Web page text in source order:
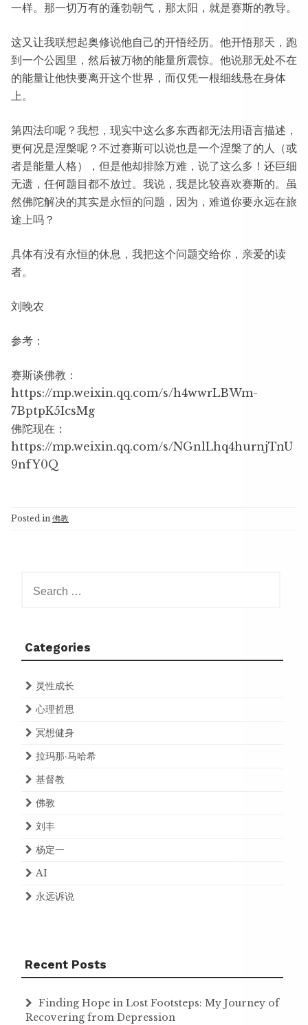
一样。那一切万有的蓬勃朝气，那太阳，就是赛斯的教导。
这又让我联想起奥修说他自己的开悟经历。他开悟那天，跑
到一个公园里，然后被万物的能量所震惊。他说那无处不在
的能量让他快要离开这个世界，而仅凭一根细线悬在身体
上。
第四法印呢？我想，现实中这么多东西都无法用语言描述，
更何况是涅槃呢？不过赛斯可以说也是一个涅槃了的人（或
者是能量人格），但是他却排除万难，说了这么多！还巨细
无遗，任何题目都不放过。我说，我是比较喜欢赛斯的。虽
然佛陀解决的其实是永恒的问题，因为，难道你要永远在旅
途上吗？
具体有没有永恒的休息，我把这个问题交给你，亲爱的读
者。
刘晚农
参考：
赛斯谈佛教：
https://mp.weixin.qq.com/s/h4wwrLBWm-
7BptpK5IcsMg
佛陀现在：
https://mp.weixin.qq.com/s/NGnlLhq4hurnjTnU
9nfY0Q
Posted in 佛教
for:
Categories
灵性成长
心理哲思
冥想健身
拉玛那·马哈希
基督教
佛教
刘丰
杨定一
AI
永远诉说
Recent Posts
Finding Hope in Lost Footsteps: My Journey of
Recovering from Depression